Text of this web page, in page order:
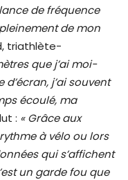
de fréquence
de mon
triathlète-
que j’ai moi-
j’ai souvent
écoulé, ma
: « Grâce aux
à vélo ou lors
qui s’affichent
un garde fou que